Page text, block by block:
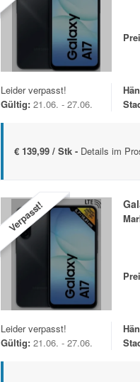
Leider verpasst!
Gültig: 21.06. - 27.06.
€ 139,99 / Stk - Details im
Verpasst!
Leider verpasst!
Gültig: 21.06. - 27.06.